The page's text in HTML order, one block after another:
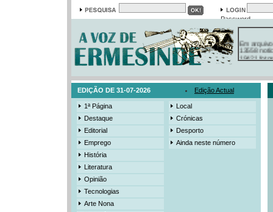
Password
Em arquivo
13558
19421
385
EDIÇÃO DE 31-07-2026
Edição Actual
1ª Página
Destaque
Editorial
Emprego
História
Literatura
Opinião
Tecnologias
Arte Nona
Local
Crónicas
Desporto
Ainda neste número